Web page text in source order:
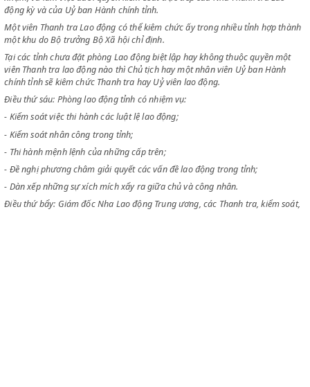
Điều thứ năm: Bộ trưởng Bộ Xã hội, theo lời đề nghị của các Uỷ ban
chính kỳ, có thể đặt phòng Lao động tại những tỉnh xét ra quan hệ về
diện lao động.
Những phòng này sẽ do một viên Thanh tra, hay kiểm soát hay uỷ viên
động điều khiển. Những viên này sẽ do nghị định Bộ trưởng Bộ Xã hội
nhậm, và làm việc dưới quyền kiểm soát trực tiếp của Nha Thanh tra
động kỳ và của Uỷ ban Hành chính tỉnh.
Một viên Thanh tra Lao động có thể kiêm chức ấy trong nhiều tỉnh
một khu do Bộ trưởng Bộ Xã hội chỉ định.
Tại các tỉnh chưa đặt phòng Lao động biệt lập hay không thuộc quyền
viên Thanh tra lao động nào thì Chủ tịch hay một nhân viên Uỷ ban
chính tỉnh sẽ kiêm chức Thanh tra hay Uỷ viên lao động.
Điều thứ sáu: Phòng lao động tỉnh có nhiệm vụ: